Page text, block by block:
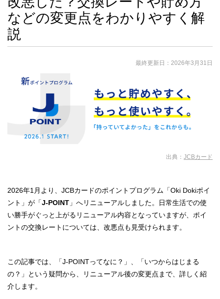
などの変更点をわかりやすく解
説
最終更新日： 2026年3月31日
出典： JCBカード
2026年1月より、JCBカードのポイントプログラム「Oki Dokiポイ
ント」が「J-POINT 」へリニューアルしました。日常生活での使
い勝手がぐっと上がるリニューアル内容となっていますが、ポイ
ントの交換レートについては、改悪点も見受けられます。
この記事では、「J-POINTってなに？」、「いつからはじまる
の？」という疑問から、リニューアル後の変更点まで、詳しく紹
介します。